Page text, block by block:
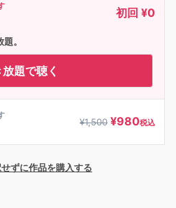
初回 ¥0
。
題で聴く
¥1,500 ¥980税込
ずに作品を購入する